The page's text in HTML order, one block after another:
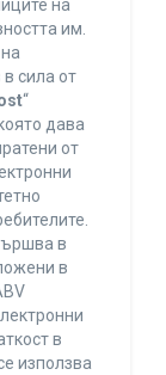
на
им.
сила от
“
дава
от
в
в
в
използва